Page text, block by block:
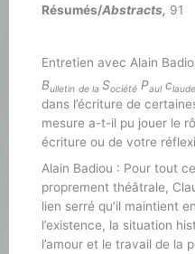
Résumés/Abstracts, 91
Entretien avec Alain
Bulletin de la SociétéPaulc
dans l’écriture de
mesure a-t-il pu jouer le
écriture ou de votre
Alain Badiou : Pour tout
proprement théâtrale,
lien serré qu’il maintient
l’existence, la situation
l’amour et le travail de la